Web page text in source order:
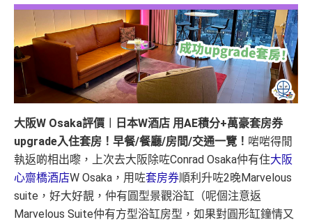
大阪W Osaka評價︱日本W酒店 用AE積分+萬豪套房券
upgrade入住套房！早餐/餐廳/房間/交通一覽！ 啱啱得閒
執返啲相出嚟，上次去大阪除咗Conrad Osaka仲有住大阪
心齋橋酒店W Osaka，用咗套房券順利升咗2晚Marvelous
suite，好大好靚，仲有圓型景觀浴缸（呢個注意返
Marvelous Suite仲有方型浴缸房型，如果對圓形缸鐘情又